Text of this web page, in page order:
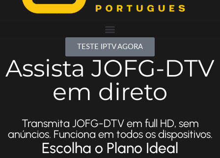
TESTE IPTV AGORA
Assista JOFG-DTV
em direto
Transmita JOFG-DTV em full HD, sem
anúncios. Funciona em todos os dispositivos.
Escolha o Plano Ideal